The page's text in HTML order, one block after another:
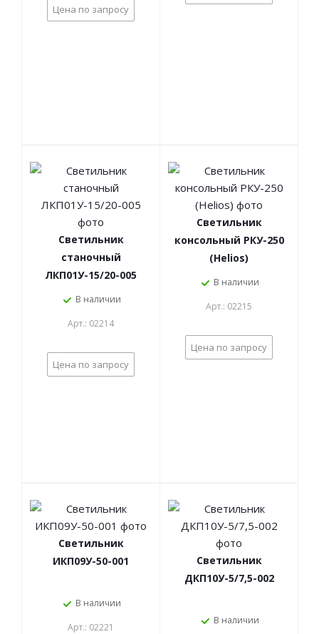
Цена по запросу
Светильник
станочный
ЛКП01У-15/20-005
В наличии
Арт.: 02214
Цена по запросу
Светильник
консольный РКУ-250
(Helios)
В наличии
Арт.: 02215
Цена по запросу
Светильник
ИКП09У-50-001
В наличии
Арт.: 02221
Светильник
ДКП10У-5/7,5-002
В наличии